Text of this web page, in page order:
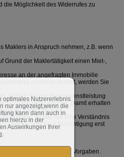
die Möglichkeit des Widerrufes zu
Maklers in Anspruch nehmen, z.B. wenn
Grund der Maklertätigkeit einen Miet-,
an der angefragten Immobilie
zustande kommt, werden Sie
Sollten Sie die Maklerdienstleistung
Dienstleistung erteilen. Damit erhalten
Ihr Widerrufsrecht.
erklären, haben Sie bitte Verständnis
Objektes oder eine Besichtigung erst
den gesetzlichen Vorgaben.
optimales Nutzererlebnis
nur angezeigt,wenn die
kann dann auch in
hierzu in der
Auswirkungen Ihrer
.
Um